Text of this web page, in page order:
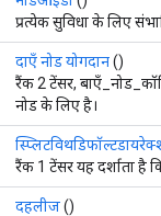
प्रत्येक सुविधा के लिए
दाएँ नोड योगदान()
रैंक 2 टेंसर,
नोड के लिए है।
रैंक 1 टेंसर यह दर्शाता है
दहलीज()